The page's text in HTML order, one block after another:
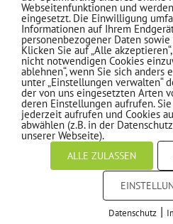
Geregelte Arbeitszeiten
Gleitzeitregelung
Kontakt:
Aiken Marino
aiken.marino@mtv-
JETZT BEWERBEN!
Webseitenfunktionen und
eingesetzt. Die Einwilligung
Informationen auf Ihrem
personenbezogener Daten
Klicken Sie auf „Alle
nicht notwendigen Cookies
ablehnen“, wenn Sie sich anders
unter „Einstellungen verwalten“
der von uns eingesetzten Arten
deren Einstellungen aufrufen.
jederzeit aufrufen und Cookies
abwählen (z.B. in der
unserer Webseite).
ALLE ZULASSEN
Datenschutz|